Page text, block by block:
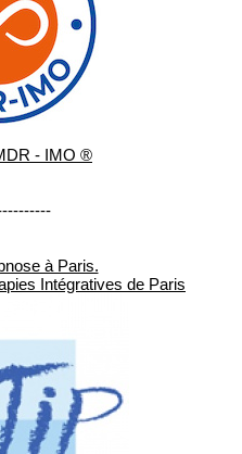
- IMO ®
à Paris.
Intégratives de Paris